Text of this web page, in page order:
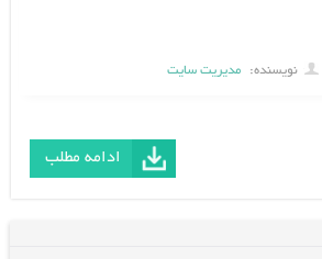
نویسنده: مدیریت سایت
ادامه مطلب